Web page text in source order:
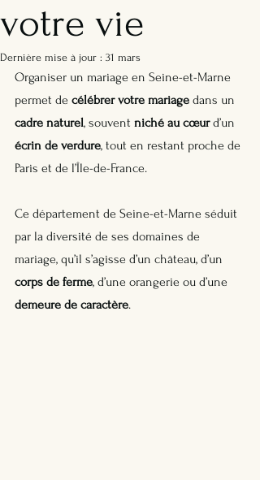
votre vie
Dernière mise à jour : 31 mars
Organiser un mariage en Seine-et-Marne
permet de célébrer votre mariage dans un
cadre naturel, souvent niché au cœur d’un
écrin de verdure, tout en restant proche de
Paris et de l’Île-de-France.
Ce département de Seine-et-Marne séduit
par la diversité de ses domaines de
mariage, qu’il s’agisse d’un château, d’un
corps de ferme, d’une orangerie ou d’une
demeure de caractère.